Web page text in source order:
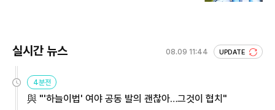
실시간 뉴스 08.09 11:44 UPDATE
4분전
與 "'하늘이법' 여야 공동 발의 괜찮아…그것이 협치"